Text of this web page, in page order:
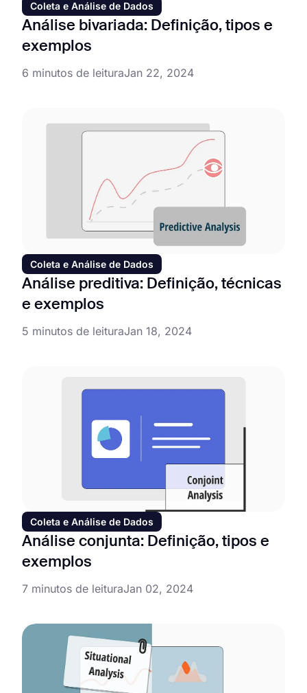
Coleta e Análise de Dados
Análise bivariada: Definição, tipos e
exemplos
6 minutos de leituraJan 22, 2024
Coleta e Análise de Dados
Análise preditiva: Definição, técnicas
e exemplos
5 minutos de leituraJan 18, 2024
Coleta e Análise de Dados
Análise conjunta: Definição, tipos e
exemplos
7 minutos de leituraJan 02, 2024